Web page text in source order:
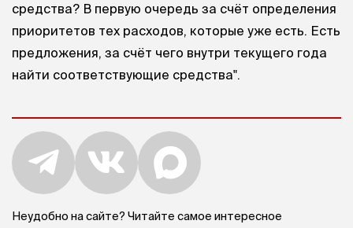
средства? В первую очередь за счёт определения
приоритетов тех расходов, которые уже есть. Есть
предложения, за счёт чего внутри текущего года
найти соответствующие средства".
Неудобно на сайте? Читайте самое интересное